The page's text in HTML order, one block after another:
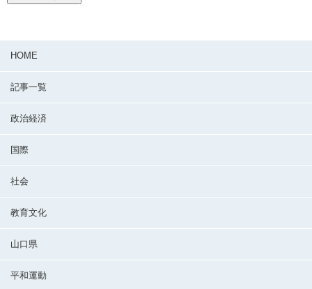
HOME
記事一覧
政治経済
国際
社会
教育文化
山口県
平和運動